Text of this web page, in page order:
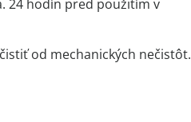
24 hodín pred použitím v
od mechanických nečistôt.